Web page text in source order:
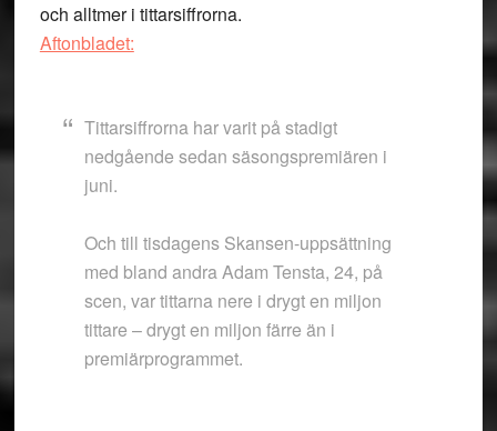
och alltmer i tittarsiffrorna.
Aftonbladet:
Tittarsiffrorna har varit på stadigt
nedgående sedan säsongspremiären i
juni.
Och till tisdagens Skansen-uppsättning
med bland andra Adam Tensta, 24, på
scen, var tittarna nere i drygt en miljon
tittare – drygt en miljon färre än i
premiärprogrammet.